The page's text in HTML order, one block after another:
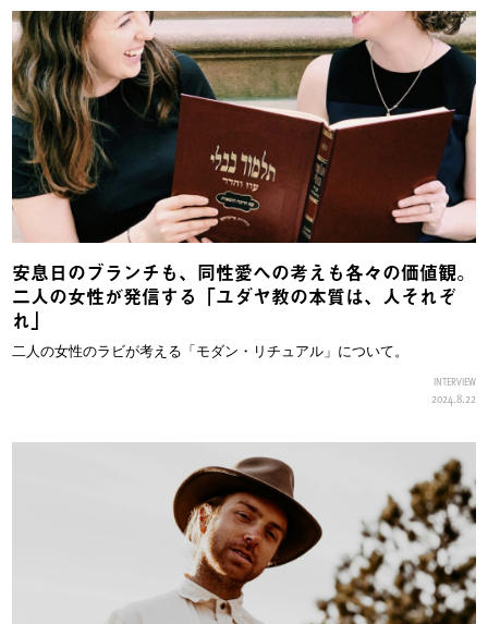
安息日のブランチも、同性愛への考えも各々の価値観。
二人の女性が発信する「ユダヤ教の本質は、人それぞ
れ」
二人の女性のラビが考える「モダン・リチュアル」について。
INTERVIEW
2024.8.22